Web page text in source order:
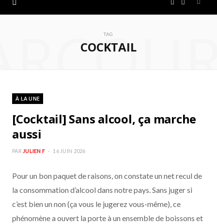
k
g
a
TAG
COCKTAIL
À LA UNE
[Cocktail] Sans alcool, ça marche
aussi
PAR JULIEN F 16 JUIN 2026
Pour un bon paquet de raisons, on constate un net recul de
la consommation d’alcool dans notre pays. Sans juger si
c’est bien un non (ça vous le jugerez vous-même), ce
phénomène a ouvert la porte à un ensemble de boissons et